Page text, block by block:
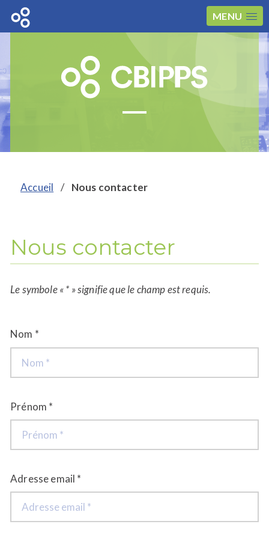
MENU
Accueil / Nous contacter
Nous contacter
Le symbole « * » signifie que le champ est requis.
Nom *
Prénom *
Adresse email *